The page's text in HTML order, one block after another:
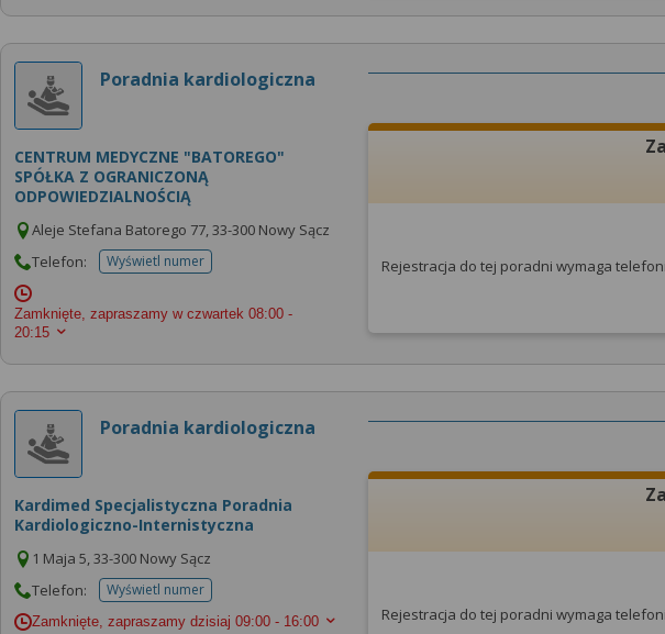
Poradnia kardiologiczna
CENTRUM MEDYCZNE "BATOREGO"
SPÓŁKA Z OGRANICZONĄ
ODPOWIEDZIALNOŚCIĄ
Aleje Stefana Batorego 77, 33-300 Nowy Sącz
Telefon:
Wyświetl numertelefonu do placowki
Zamknięte, zapraszamy w czwartek 08:00 -
20:15
Rejestracja do tej poradni wymaga
Poradnia kardiologiczna
Kardimed Specjalistyczna Poradnia
Kardiologiczno-Internistyczna
1 Maja 5, 33-300 Nowy Sącz
Telefon:
Wyświetl numertelefonu do placowki
Zamknięte, zapraszamy dzisiaj 09:00 - 16:00 Rejestracja do tej poradni wymaga